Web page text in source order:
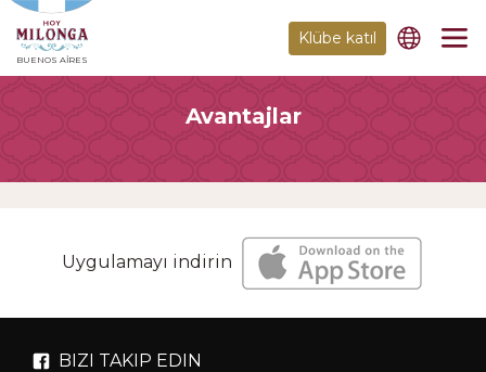
BUENOS AIRES
Klübe katıl
Avantajlar
Uygulamayı indirin
BIZI TAKIP EDIN